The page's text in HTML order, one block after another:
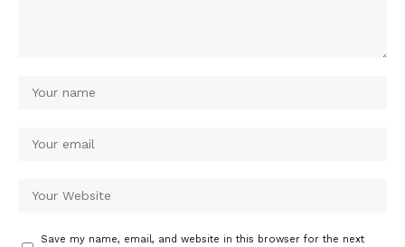
Save my name, email, and website in this browser for the next